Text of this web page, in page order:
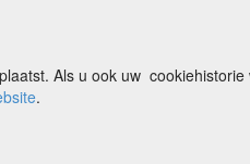
Als u ook uw
.